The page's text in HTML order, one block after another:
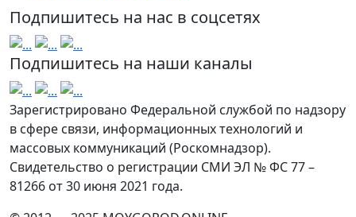
Подпишитесь на нас в соцсетях
Подпишитесь на наши каналы
Зарегистрировано Федеральной службой по надзору
в сфере связи, информационных технологий и
массовых коммуникаций (Роскомнадзор).
Свидетельство о регистрации СМИ ЭЛ № ФС 77 –
81266 от 30 июня 2021 года.